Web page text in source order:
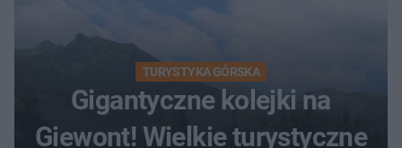
TURYSTYKA GÓRSKA
Gigantyczne kolejki na
Giewont! Wielkie turystyczne